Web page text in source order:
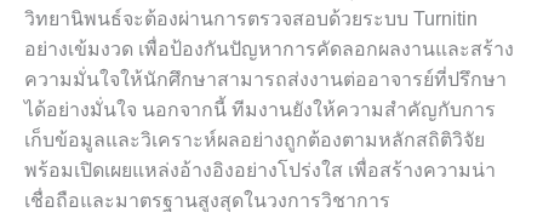
วิทยานิพนธ์จะต้องผ่านการตรวจสอบด้วยระบบ Turnitin
อย่างเข้มงวด เพื่อป้องกันปัญหาการคัดลอกผลงานและสร้าง
ความมั่นใจให้นักศึกษาสามารถส่งงานต่ออาจารย์ที่ปรึกษา
ได้อย่างมั่นใจ นอกจากนี้ ทีมงานยังให้ความสำคัญกับการ
เก็บข้อมูลและวิเคราะห์ผลอย่างถูกต้องตามหลักสถิติวิจัย
พร้อมเปิดเผยแหล่งอ้างอิงอย่างโปร่งใส เพื่อสร้างความน่า
เชื่อถือและมาตรฐานสูงสุดในวงการวิชาการ